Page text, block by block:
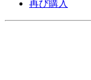
再び購入